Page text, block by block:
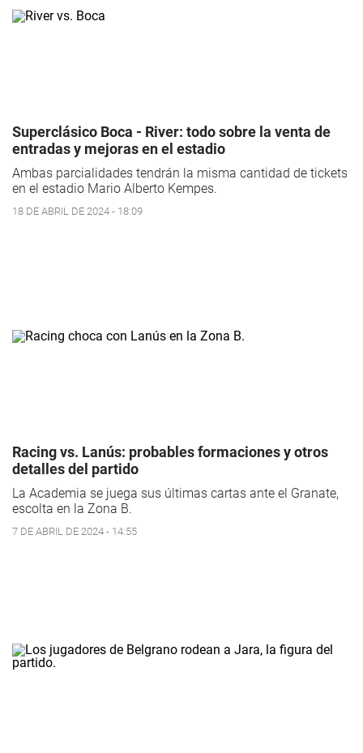
Superclásico Boca - River: todo sobre la venta de
entradas y mejoras en el estadio
Ambas parcialidades tendrán la misma cantidad de tickets
en el estadio Mario Alberto Kempes.
18 DE ABRIL DE 2024 - 18:09
Racing vs. Lanús: probables formaciones y otros
detalles del partido
La Academia se juega sus últimas cartas ante el Granate,
escolta en la Zona B.
7 DE ABRIL DE 2024 - 14:55